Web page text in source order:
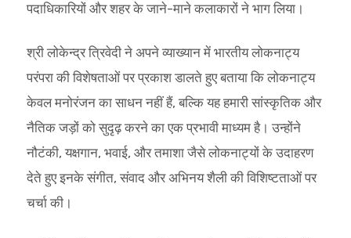
पदाधिकारियों और शहर के जाने-माने कलाकारों ने भाग लिया।
श्री लोकेन्द्र त्रिवेदी ने अपने व्याख्यान में भारतीय लोकनाट्य
परंपरा की विशेषताओं पर प्रकाश डालते हुए बताया कि लोकनाट्य
केवल मनोरंजन का साधन नहीं हैं, बल्कि यह हमारी सांस्कृतिक और
नैतिक जड़ों को सुदृढ़ करने का एक प्रभावी माध्यम है। उन्होंने
नौटंकी, यक्षगान, भवाई, और तमाशा जैसे लोकनाट्यों के उदाहरण
देते हुए इनके संगीत, संवाद और अभिनय शैली की विशिष्टताओं पर
चर्चा की।